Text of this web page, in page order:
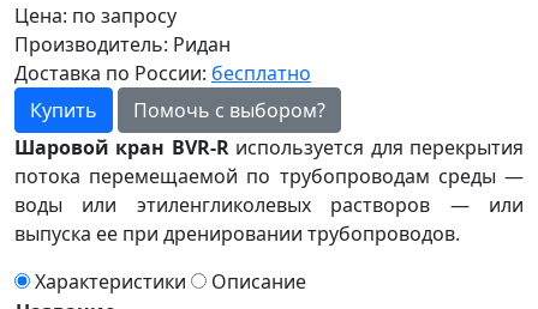
Цена: по запросу
Производитель: Ридан
Доставка по России: бесплатно
Купить
Помочь с выбором?
Шаровой кран BVR-Rиспользуется для перекрытия
потока перемещаемой по трубопроводам среды —
воды или этиленгликолевых растворов — или
выпуска ее при дренировании трубопроводов.
Характеристики
Описание